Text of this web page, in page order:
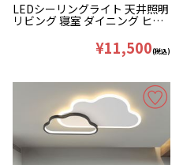
LEDシーリングライト 天井照明
リビング 寝室 ダイニング ヒョ
¥11,500(税込)